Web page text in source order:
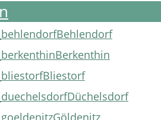
Behlendorf
Berkenthin
Bliestorf
Düchelsdorf
Göldenitz